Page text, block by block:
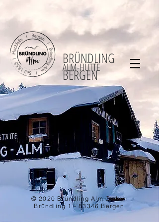
BRÜNDLING
ALM-HÜTTE
BERGEN
© 2020 Bründling Alm GmbH,
Bründling 1 - 83346 Bergen